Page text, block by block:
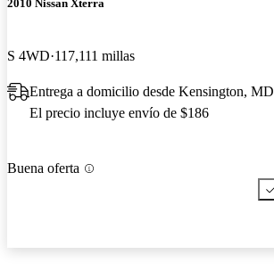
2010 Nissan Xterra
S 4WD 117,111 millas
Entrega a domicilio desde Kensington, MD
El precio incluye envío de $186
Buena oferta